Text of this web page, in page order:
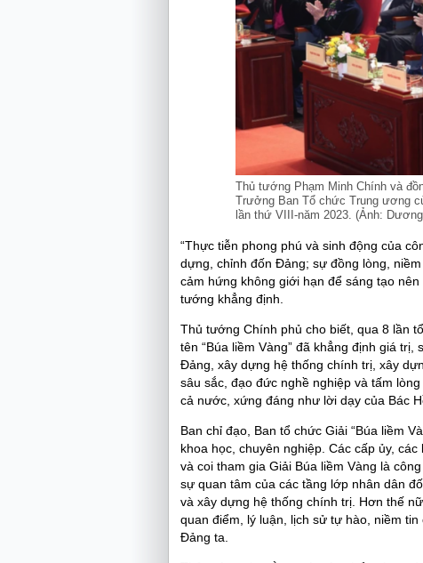
Thủ tướng Phạm Minh Chính và
Trưởng Ban Tổ chức Trung ương
lần thứ VIII-năm 2023. (Ảnh:
“Thực tiễn phong phú và sinh động của
dựng, chỉnh đốn Đảng; sự đồng lòng,
cảm hứng không giới hạn để sáng tạo
tướng khẳng định.
Thủ tướng Chính phủ cho biết, qua 8 lần
tên “Búa liềm Vàng” đã khẳng định giá
Đảng, xây dựng hệ thống chính trị, xây
sâu sắc, đạo đức nghề nghiệp và tấm
cả nước, xứng đáng như lời dạy của Bác
Ban chỉ đạo, Ban tổ chức Giải “Búa liềm
khoa học, chuyên nghiệp. Các cấp ủy,
và coi tham gia Giải Búa liềm Vàng là
sự quan tâm của các tầng lớp nhân dân
và xây dựng hệ thống chính trị. Hơn thế
quan điểm, lý luận, lịch sử tự hào, niềm
Đảng ta.